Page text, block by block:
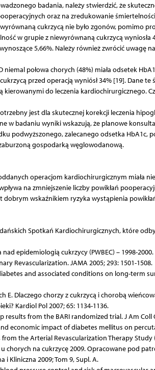
badania, należy stwierdzić, że
oraz na zredukowanie
cukrzycą nie było zgonów, pomimo
w grupie z niewyrównaną cukrzycą wyniosła
5,66%. Należy również zwrócić uwagę
połowa chorych (48%) miała odsetek
przed operacją wyniósł 34% [19]. Dane
do leczenia kardiochirurgicznego.
jest dla skutecznej korekcji leczenia
w badaniu wyniki wskazują, że planowe
podwyższonego, zalecanego odsetka HbA1c,
gospodarką węglowodanową.
operacjom kardiochirurgicznym miała
na zmniejszenie liczby powikłań
dobrym wskaźnikiem ryzyka wystąpienia
Spotkań Kardiochirurgicznych, które
epidemiologią cukrzycy (PWBEC) – 1998-
Revascularization. JAMA 2005; 293: 1501-1508.
and associated conditions on long-term
E. Dlaczego chorzy z cukrzycą i chorobą
Kardiol Pol 2007; 65: 1134-1136.
results from the BARI randomized trial. J Am Coll
economic impact of diabetes mellitus on
the Arterial Revascularization Therapy Study
chorych na cukrzycę 2009. Opracowane pod
Kliniczna 2009; Tom 9, Supl. A.